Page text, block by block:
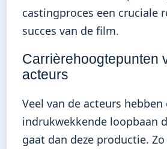
castingproces een cruciale
succes van de film.
Carrièrehoogtepunten
acteurs
Veel van de acteurs hebben
indrukwekkende loopbaan
gaat dan deze productie.